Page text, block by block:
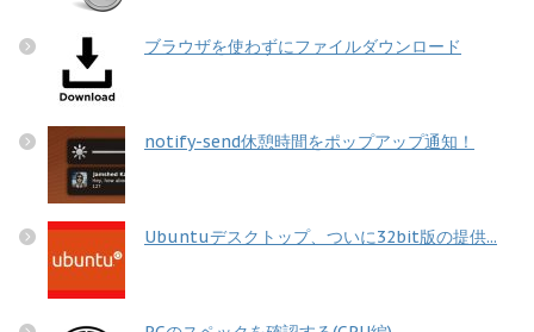
ブラウザを使わずにファイルダウンロード
notify-send休憩時間をポップアップ通知！
Ubuntuデスクトップ、ついに32bit版の提供...